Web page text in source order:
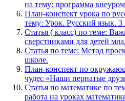
на тему: программа
План-конспект урока по
тему: Урок. Русский язык.
Статья ( класс) по теме:
сверстниками для детей
Статья по теме: Метод
школе.
План-конспект по
чудес «Наши пернатые
Статья по математике по
работа на уроках